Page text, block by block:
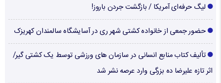
لیگ حرفه‌ای آمریکا / بازگشت جردن باروز!
حضور جمعی از خانواده کشتی شهر ری در آسایشگاه سالمندان کهریزک
تألیف کتاب منابع انسانی در سازمان های ورزشی توسط یک کشتی گیر/
اثر تازه علیرضا ده بزرگی وارد عرصه نشر شد